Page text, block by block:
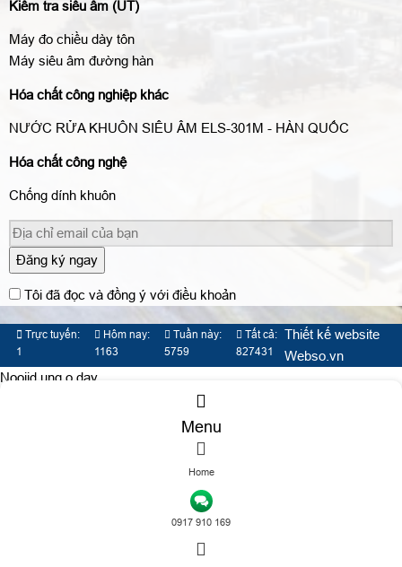
Kiểm tra siêu âm (UT)
Máy đo chiều dày tôn
Máy siêu âm đường hàn
Hóa chất công nghiệp khác
NƯỚC RỬA KHUÔN SIÊU ÂM ELS-301M - HÀN QUỐC
Hóa chất công nghệ
Chống dính khuôn
Đăng ký ngay
Tôi đã đọc và đồng ý với điều khoản
Trực tuyến:
1
Hôm nay:
1163
Tuần này:
5759
Tất cả:
827431
Thiết kế website
Webso.vn
Menu
Home
0917 910 169
Nooijd ung o day
TƯ VẤN DỊCH VỤ